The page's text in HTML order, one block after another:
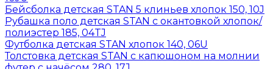
Бейсболка детская STAN 5 клиньев хлопок 150, 10J
Рубашка поло детская STAN с окантовкой хлопок/
полиэстер 185, 04TJ
Футболка детская STAN хлопок 140, 06U
Толстовка детская STAN с капюшоном на молнии